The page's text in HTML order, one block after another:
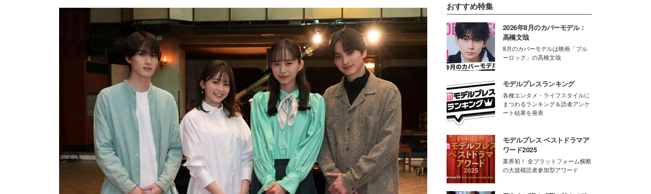
おすすめ特集
2026年8月のカバーモデル：
高橋文哉
8月のカバーモデルは映画「ブル
ーロック」の高橋文哉
モデルプレスランキング
各種エンタメ・ライフスタイルに
まつわるランキング＆読者アンケ
ート結果を発表
モデルプレス ベストドラマア
ワード2025
業界初！ 全プラットフォーム横断
の大規模読者参加型アワード